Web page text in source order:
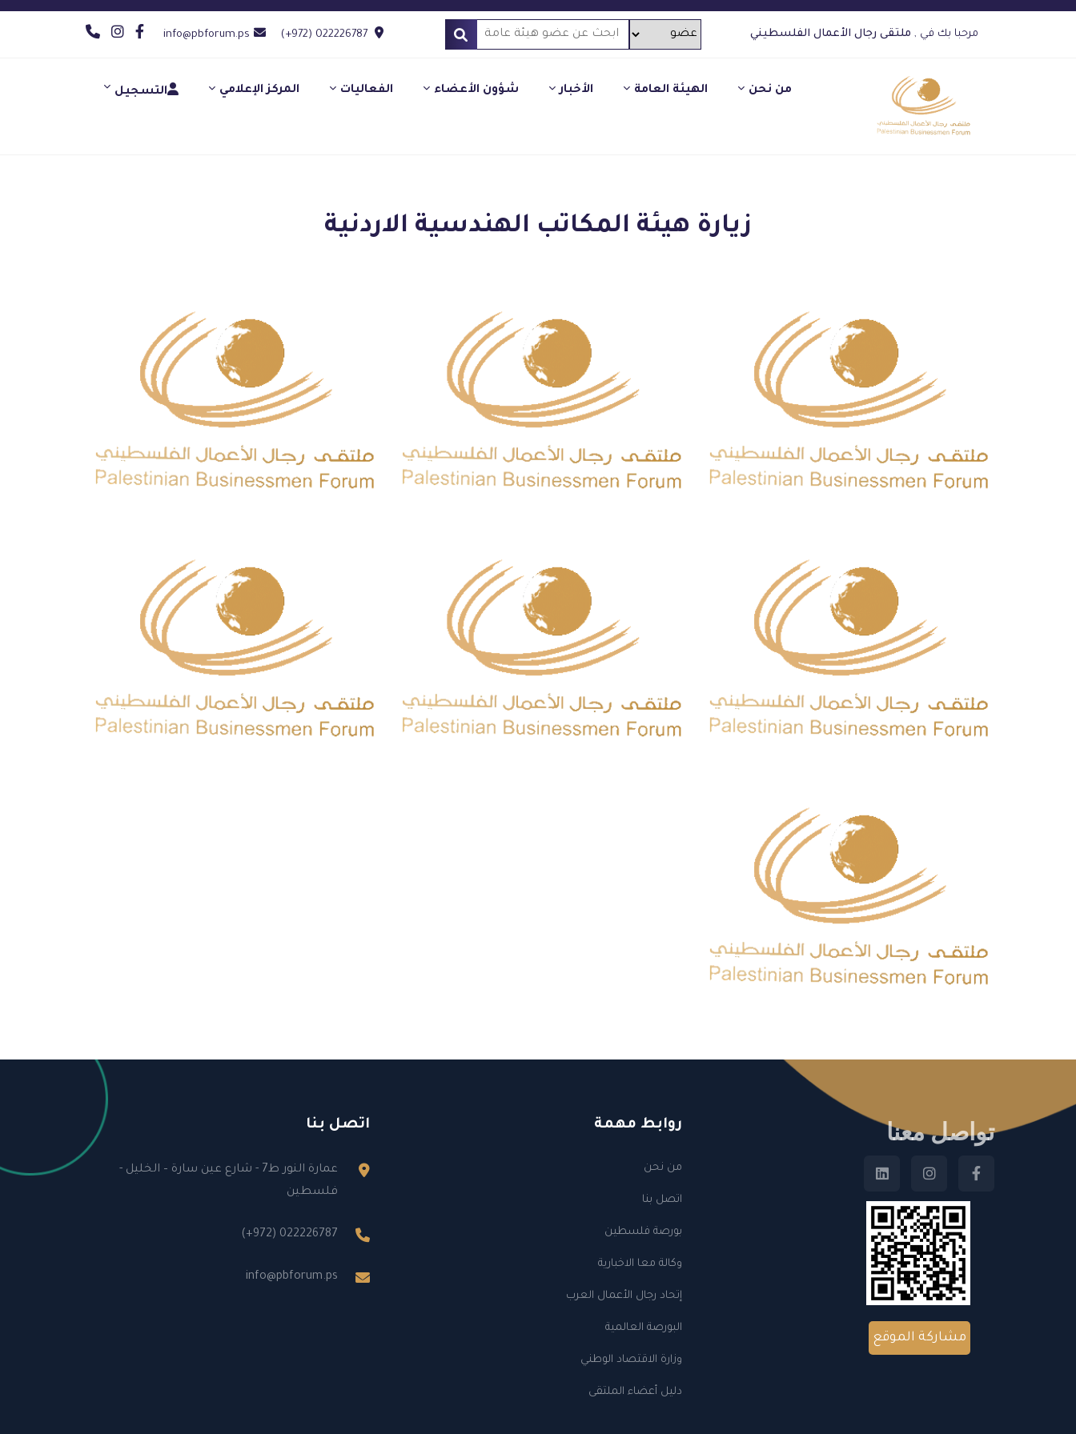
مرحبا بك في , ملتقى رجال الأعمال الفلسطيني (+972) 022226787
info@pbforum.ps
من نحن الهيئة العامة الأخبار شؤون الأعضاء الفعاليات المركز الإعلامي التسجيل
زيارة هيئة المكاتب الهندسية الاردنية
تواصل معنا
مشاركة الموقع
روابط مهمة
من نحن
اتصل بنا
بورصة فلسطين
وكالة معا الاخبارية
إتحاد رجال الأعمال العرب
البورصة العالمية
وزارة الاقتصاد الوطني
دليل أعضاء الملتقى
اتصل بنا
عمارة النور ط7 - شارع عين سارة – الخليل -
فلسطين
(+972) 022226787
info@pbforum.ps